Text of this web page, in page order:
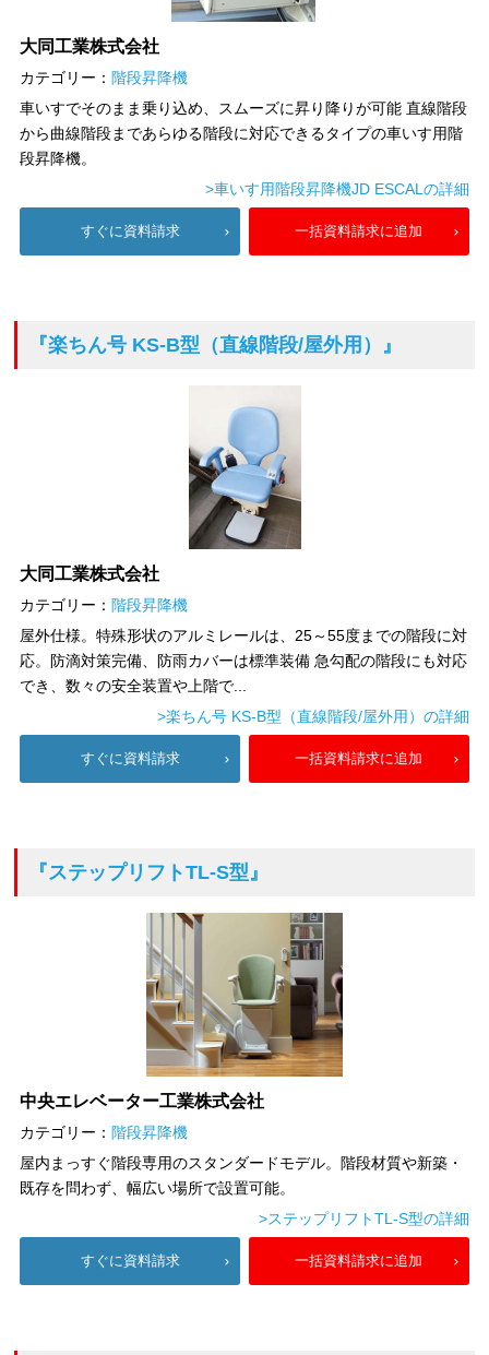
大同工業株式会社
カテゴリー： 階段昇降機
車いすでそのまま乗り込め、スムーズに昇り降りが可能 直線階段
から曲線階段まであらゆる階段に対応できるタイプの車いす用階
段昇降機。
>車いす用階段昇降機JD ESCALの詳細
すぐに資料請求 一括資料請求に追加
『楽ちん号 KS-B型（直線階段/屋外用）』
大同工業株式会社
カテゴリー： 階段昇降機
屋外仕様。特殊形状のアルミレールは、25～55度までの階段に対
応。防滴対策完備、防雨カバーは標準装備 急勾配の階段にも対応
でき、数々の安全装置や上階で...
>楽ちん号 KS-B型（直線階段/屋外用）の詳細
すぐに資料請求 一括資料請求に追加
『ステップリフトTL-S型』
中央エレベーター工業株式会社
カテゴリー： 階段昇降機
屋内まっすぐ階段専用のスタンダードモデル。階段材質や新築・
既存を問わず、幅広い場所で設置可能。
>ステップリフトTL-S型の詳細
すぐに資料請求 一括資料請求に追加